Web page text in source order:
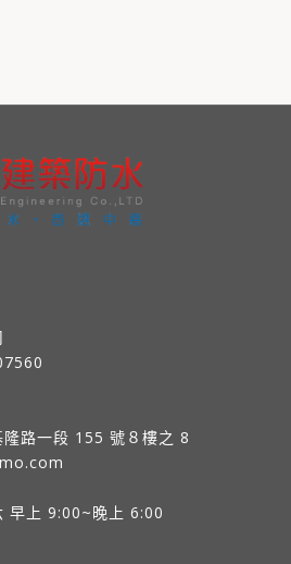
隆路一段 155 號８樓之 8
早上 9:00~晚上 6:00